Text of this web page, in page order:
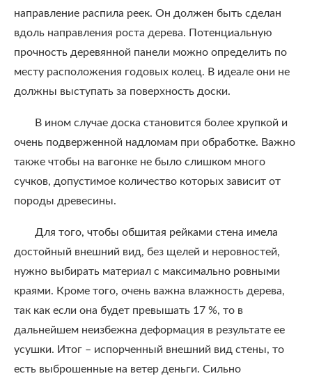
направление распила реек. Он должен быть сделан
вдоль направления роста дерева. Потенциальную
прочность деревянной панели можно определить по
месту расположения годовых колец. В идеале они не
должны выступать за поверхность доски.
В ином случае доска становится более хрупкой и
очень подверженной надломам при обработке. Важно
также чтобы на вагонке не было слишком много
сучков, допустимое количество которых зависит от
породы древесины.
Для того, чтобы обшитая рейками стена имела
достойный внешний вид, без щелей и неровностей,
нужно выбирать материал с максимально ровными
краями. Кроме того, очень важна влажность дерева,
так как если она будет превышать 17 %, то в
дальнейшем неизбежна деформация в результате ее
усушки. Итог – испорченный внешний вид стены, то
есть выброшенные на ветер деньги. Сильно